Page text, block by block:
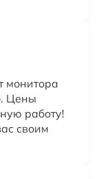
монитора
Цены
работу!
своим